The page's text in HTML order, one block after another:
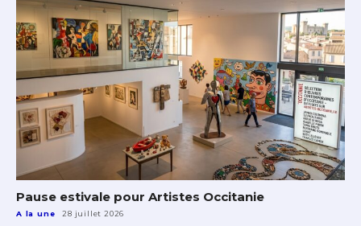
Pause estivale pour Artistes Occitanie
A la une 28 juillet 2026